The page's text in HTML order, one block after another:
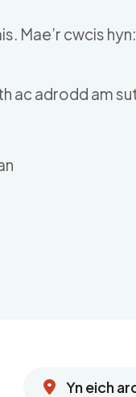
Mae’r cwcis hyn:
ac adrodd am
Yn eich